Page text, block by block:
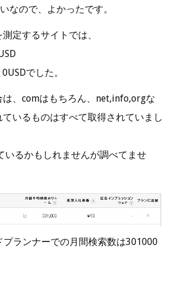
なので、よかったです。
定するサイトでは、
でした。
は、comはもちろん、net,info,orgな
いるものはすべて取得されていまし
るかもしれませんが調べてませ
プランナーでの月間検索数は301000